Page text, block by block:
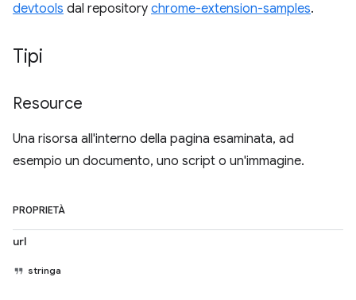
devtools dal repository chrome-extension-samples.
Tipi
Resource
Una risorsa all'interno della pagina esaminata, ad
esempio un documento, uno script o un'immagine.
PROPRIETÀ
url
stringa